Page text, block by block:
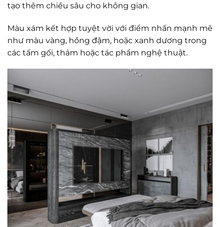
tạo thêm chiều sâu cho không gian.
Màu xám kết hợp tuyệt vời với điểm nhấn mạnh mẽ
như màu vàng, hồng đậm, hoặc xanh dương trong
các tấm gối, thảm hoặc tác phẩm nghệ thuật.